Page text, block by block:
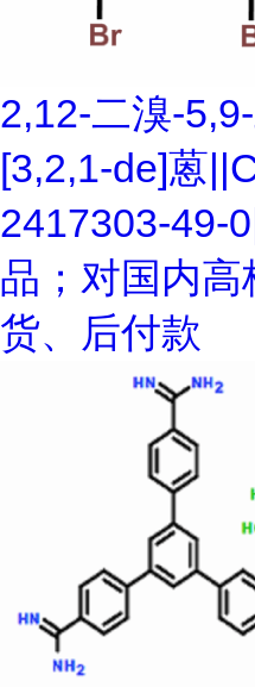
2,12-二溴-
[3,2,1-de]蒽
2417303-49-
品；对国内
货、后付款